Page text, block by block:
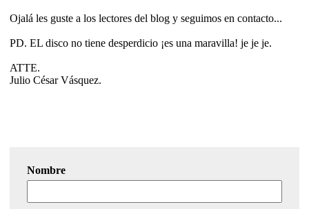
Ojalá les guste a los lectores del blog y seguimos en contacto...
PD. EL disco no tiene desperdicio ¡es una maravilla! je je je.
ATTE.
Julio César Vásquez.
Nombre